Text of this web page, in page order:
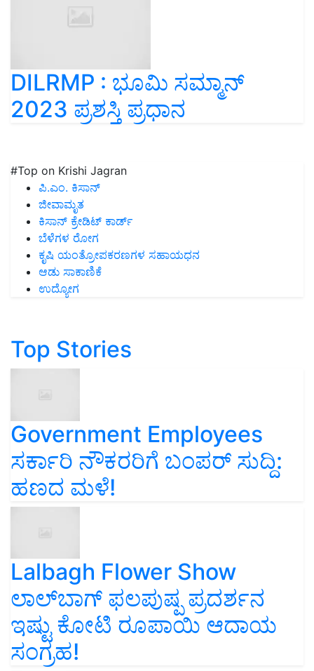
DILRMP : ಭೂಮಿ ಸಮ್ಮಾನ್‌
2023 ಪ್ರಶಸ್ತಿ ಪ್ರಧಾನ
#Top on Krishi Jagran
ಪಿ.ಎಂ. ಕಿಸಾನ್
ಜೀವಾಮೃತ
ಕಿಸಾನ್ ಕ್ರೇಡಿಟ್ ಕಾರ್ಡ್
ಬೆಳೆಗಳ ರೋಗ
ಕೃಷಿ ಯಂತ್ರೋಪಕರಣಗಳ ಸಹಾಯಧನ
ಆಡು ಸಾಕಾಣಿಕೆ
ಉದ್ಯೋಗ
Top Stories
Government Employees
ಸರ್ಕಾರಿ ನೌಕರರಿಗೆ ಬಂಪರ್‌ ಸುದ್ದಿ:
ಹಣದ ಮಳೆ!
Lalbagh Flower Show
ಲಾಲ್‌ಬಾಗ್ ಫಲಪುಷ್ಪ ಪ್ರದರ್ಶನ
ಇಷ್ಟು ಕೋಟಿ ರೂಪಾಯಿ ಆದಾಯ
ಸಂಗ್ರಹ!